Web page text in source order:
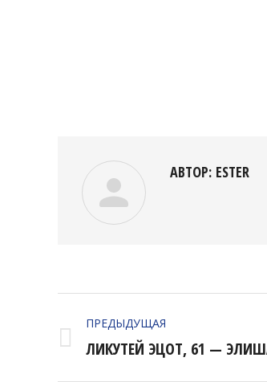
АВТОР: ESTER
ПО
ПРЕДЫДУЩАЯ
Предыдущая
ЛИКУТЕЙ ЭЦОТ, 61 —